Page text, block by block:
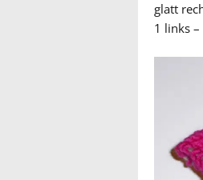
glatt
1 links